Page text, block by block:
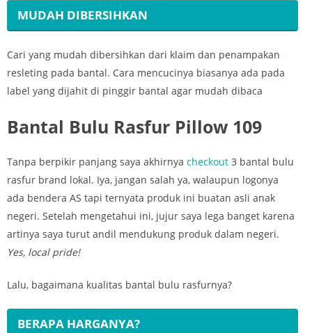
MUDAH DIBERSIHKAN
Cari yang mudah dibersihkan dari klaim dan penampakan
resleting pada bantal. Cara mencucinya biasanya ada pada
label yang dijahit di pinggir bantal agar mudah dibaca
Bantal Bulu Rasfur Pillow 109
Tanpa berpikir panjang saya akhirnya checkout 3 bantal bulu
rasfur brand lokal. Iya, jangan salah ya, walaupun logonya
ada bendera AS tapi ternyata produk ini buatan asli anak
negeri. Setelah mengetahui ini, jujur saya lega banget karena
artinya saya turut andil mendukung produk dalam negeri.
Yes, local pride!
Lalu, bagaimana kualitas bantal bulu rasfurnya?
BERAPA HARGANYA?